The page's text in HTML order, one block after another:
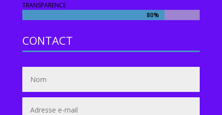
TRANSPARENCE
80%
80%
CONTACT